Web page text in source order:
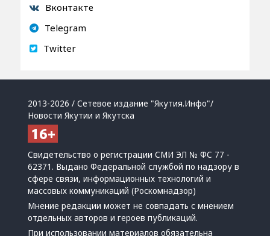
Вконтакте
Telegram
Twitter
2013-2026 / Сетевое издание "Якутия.Инфо"/
Новости Якутии и Якутска
Свидетельство о регистрации СМИ ЭЛ № ФС 77 -
62371. Выдано Федеральной службой по надзору в
сфере связи, информационных технологий и
массовых коммуникаций (Роскомнадзор)
Мнение редакции может не совпадать с мнением
отдельных авторов и героев публикаций.
При использовании материалов обязательна